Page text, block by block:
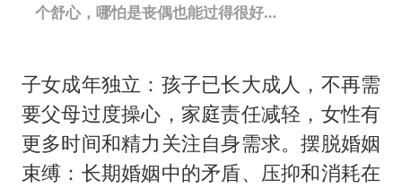
个舒心，哪怕是丧偶也能过得很好…
子女成年独立：孩子已长大成人，不再需
要父母过度操心，家庭责任减轻，女性有
更多时间和精力关注自身需求。摆脱婚姻
束缚：长期婚姻中的矛盾、压抑和消耗在